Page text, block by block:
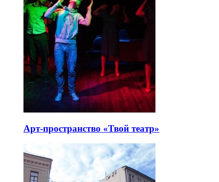
Арт-пространство «Твой театр»